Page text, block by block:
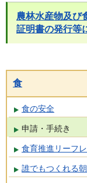
農林水産物及び
証明書の発行等
食
食の安全
申請・手続き
食育推進リーフ
誰でもつくれる